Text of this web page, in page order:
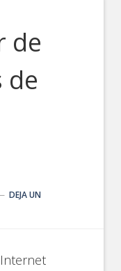
de
de
DEJA UN